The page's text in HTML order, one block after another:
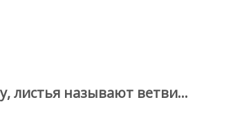
листья называют ветви…